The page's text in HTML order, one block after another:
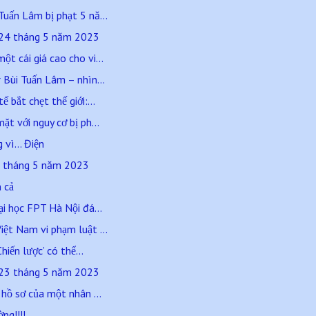
Lâm bị phạt 5 nă...
tháng 5 năm 2023
cái giá cao cho vi...
Tuấn Lâm – nhìn...
bắt chẹt thế giới:...
với nguy cơ bị ph...
vì… Điện
5 năm 2023
cả
học FPT Hà Nội đá...
Nam vi phạm luật ...
lược’ có thể...
tháng 5 năm 2023
sơ của một nhân ...